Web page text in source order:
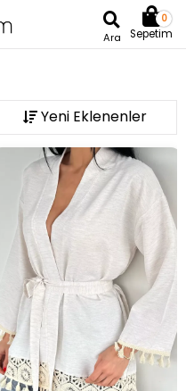
Ara
0
Sepetim